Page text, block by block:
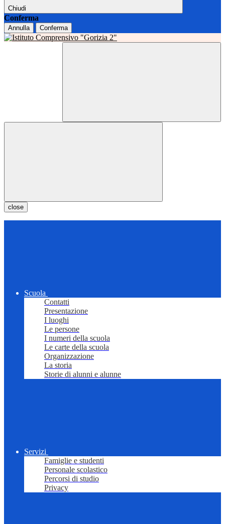
Chiudi
Conferma
Annulla Conferma
close
Scuola
Contatti
Presentazione
I luoghi
Le persone
I numeri della scuola
Le carte della scuola
Organizzazione
La storia
Storie di alunni e alunne
Servizi
Famiglie e studenti
Personale scolastico
Percorsi di studio
Privacy